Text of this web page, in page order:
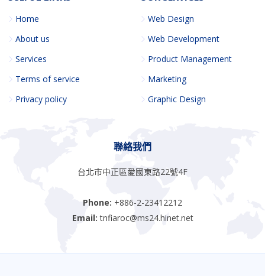
Home
About us
Services
Terms of service
Privacy policy
Web Design
Web Development
Product Management
Marketing
Graphic Design
聯絡我們
台北市中正區愛國東路22號4F
Phone: +886-2-23412212
Email: tnfiaroc@ms24.hinet.net